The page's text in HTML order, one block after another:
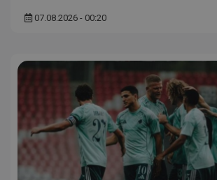
07.08.2026 - 00:20